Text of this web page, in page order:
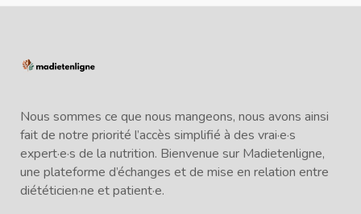
Nous sommes ce que nous mangeons, nous avons ainsi
fait de notre priorité l’accès simplifié à des vrai·e·s
expert·e·s de la nutrition. Bienvenue sur Madietenligne,
une plateforme d’échanges et de mise en relation entre
diététicien·ne et patient·e.